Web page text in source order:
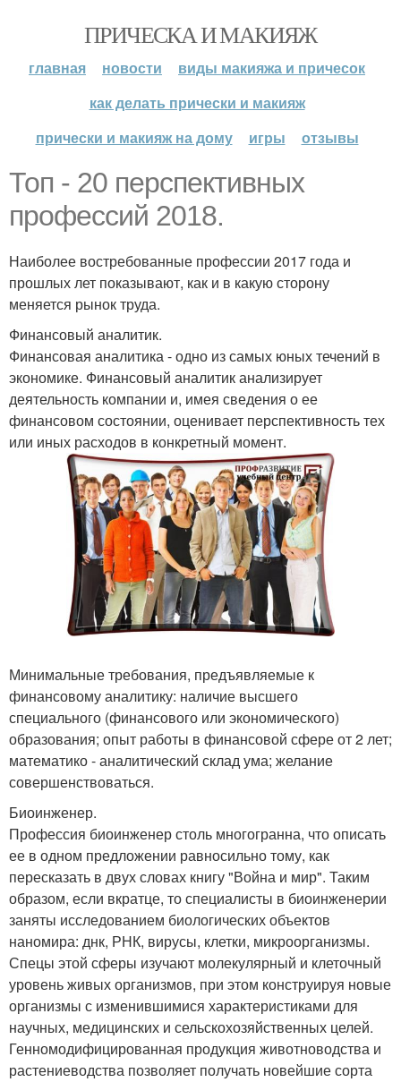
ПРИЧЕСКА И МАКИЯЖ
главная новости
виды макияжа и причесок
как делать прически и макияж
прически и макияж на дому
игры отзывы
Топ - 20 перспективных
профессий 2018.
Наиболее востребованные профессии 2017 года и
прошлых лет показывают, как и в какую сторону
меняется рынок труда.
Финансовый аналитик.
Финансовая аналитика - одно из самых юных течений в
экономике. Финансовый аналитик анализирует
деятельность компании и, имея сведения о ее
финансовом состоянии, оценивает перспективность тех
или иных расходов в конкретный момент.
Минимальные требования, предъявляемые к
финансовому аналитику: наличие высшего
специального (финансового или экономического)
образования; опыт работы в финансовой сфере от 2 лет;
математико - аналитический склад ума; желание
совершенствоваться.
Биоинженер.
Профессия биоинженер столь многогранна, что описать
ее в одном предложении равносильно тому, как
пересказать в двух словах книгу "Война и мир". Таким
образом, если вкратце, то специалисты в биоинженерии
заняты исследованием биологических объектов
наномира: днк, РНК, вирусы, клетки, микроорганизмы.
Спецы этой сферы изучают молекулярный и клеточный
уровень живых организмов, при этом конструируя новые
организмы с изменившимися характеристиками для
научных, медицинских и сельскохозяйственных целей.
Генномодифицированная продукция животноводства и
растениеводства позволяет получать новейшие сорта